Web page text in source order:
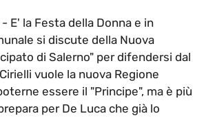
- E' la Festa della Donna e in
si discute della Nuova
di Salerno" per difendersi dal
vuole la nuova Regione
essere il "Principe", ma è più
per De Luca che già lo